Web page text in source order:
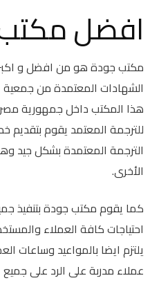
افضل
مكتب جودة هو من افضل و اكبر
الشهادات المعتمدة من
هذا المكتب داخل جمهورية مصر
للترجمة المعتمد يقوم
الترجمة المعتمدة بشكل جيد
الأخرى.
كما يقوم مكتب جودة بتنفيذ
احتياجات كافة العملاء
يلتزم ايضا بالمواعيد
عملاء مدربة على الرد على